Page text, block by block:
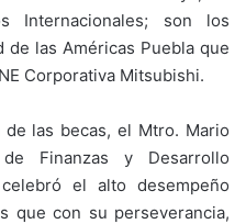
Internacionales; son los
las Américas Puebla que
Corporativa Mitsubishi.
las becas, el Mtro. Mario
Finanzas y Desarrollo
el alto desempeño
que con su perseverancia,